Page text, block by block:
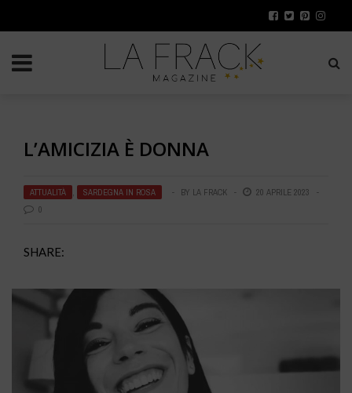
L’AMICIZIA È DONNA
ATTUALITÀ , SARDEGNA IN ROSA BY LA FRACK
20 APRILE 2023
0
SHARE: